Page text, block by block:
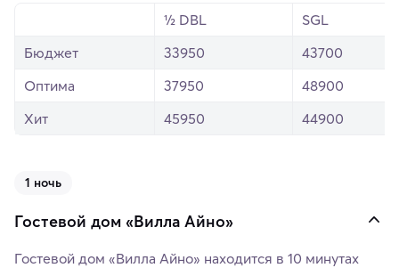
½ DBL
SGL
Бюджет
33950
43700
Оптима
37950
48900
Хит
45950 44900
1 ночь
Гостевой дом «Вилла Айно»
Гостевой дом «Вилла Айно» находится в 10 минутах